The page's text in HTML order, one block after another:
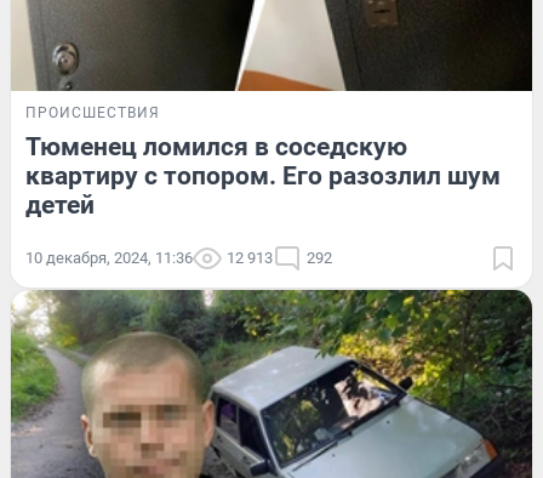
ПРОИСШЕСТВИЯ
Тюменец ломился в соседскую
квартиру с топором. Его разозлил шум
детей
10 декабря, 2024, 11:36 12 913 292